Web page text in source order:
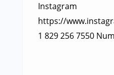
Instagram
https://
1 829 256 7550